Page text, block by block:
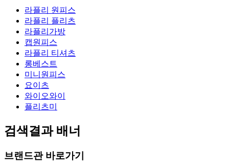
라플리 원피스
라플리 플리츠
라플리가방
캡원피스
라플리 티셔츠
롱베스트
미니원피스
요이츠
와이오와이
플리츠미
검색결과 배너
브랜드관 바로가기